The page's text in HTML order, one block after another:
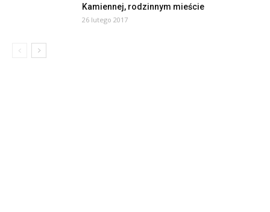
Kamiennej, rodzinnym mieście
26 lutego 2017